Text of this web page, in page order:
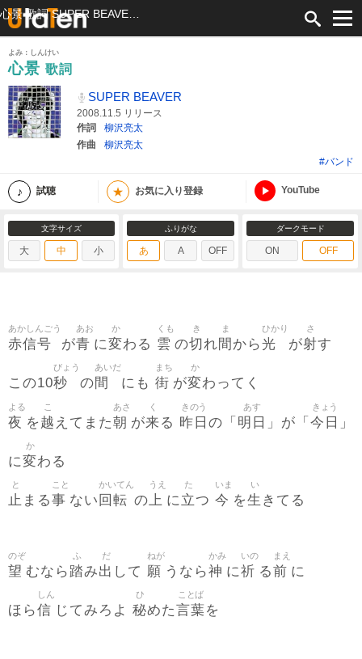
よみ：しんけい
心景 歌詞
SUPER BEAVER
2008.11.5 リリース
作詞
柳沢亮太
作曲
柳沢亮太
#バンド
試聴 ★ お気に入り登録 YouTube
文字サイズ
大 中 小
ふりがな
あ A OFF
ダークモード
ON OFF
赤信号
あかしんごう
が青
あお
に変
か
わる 雲
くも
の切
き
れ間
ま
から光
ひかり
が射
さ
す
この10秒
びょう
の間
あいだ
にも 街
まち
が変
か
わってく
夜
よる
を越
こ
えてまた朝
あさ
が来
く
る 昨日
きのう
の「 明日
あす
」が「 今日
きょう
」
に変
か
わる
止
と
まる事
こと
ない 回転
かいてん
の上
うえ
に立
た
つ 今
いま
を生
い
きてる
望
のぞ
むなら 踏
ふ
み出
だ
して 願
ねが
うなら神
かみ
に祈
いの
る前
まえ
に
ほら信
しん
じてみろよ 秘
ひ
めた言葉
ことば
を